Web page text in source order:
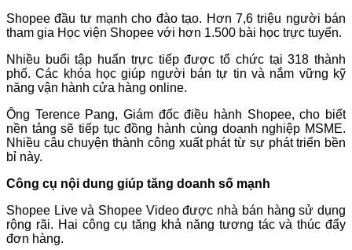
Shopee đầu tư mạnh cho đào tạo. Hơn 7,6 triệu người bán
tham gia Học viện Shopee với hơn 1.500 bài học trực tuyến.
Nhiều buổi tập huấn trực tiếp được tổ chức tại 318 thành
phố. Các khóa học giúp người bán tự tin và nắm vững kỹ
năng vận hành cửa hàng online.
Ông Terence Pang, Giám đốc điều hành Shopee, cho biết
nền tảng sẽ tiếp tục đồng hành cùng doanh nghiệp MSME.
Nhiều câu chuyện thành công xuất phát từ sự phát triển bền
bỉ này.
Công cụ nội dung giúp tăng doanh số mạnh
Shopee Live và Shopee Video được nhà bán hàng sử dụng
rộng rãi. Hai công cụ tăng khả năng tương tác và thúc đẩy
đơn hàng.